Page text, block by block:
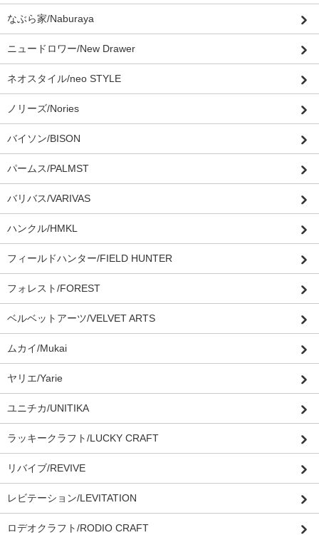
なぶら家/Naburaya
ニュードロワー/New Drawer
ネオスタイル/neo STYLE
ノリーズ/Nories
バイソン/BISON
パームス/PALMST
バリバス/VARIVAS
ハンクル/HMKL
フィールドハンター/FIELD HUNTER
フォレスト/FOREST
ベルベットアーツ/VELVET ARTS
ムカイ/Mukai
ヤリエ/Yarie
ユニチカ/UNITIKA
ラッキークラフト/LUCKY CRAFT
リバイブ/REVIVE
レビテーション/LEVITATION
ロデオクラフト/RODIO CRAFT